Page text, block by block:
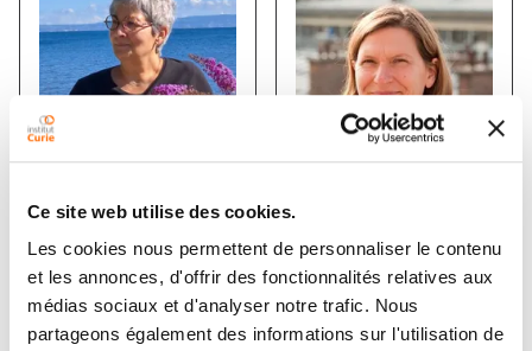
Ce site web utilise des cookies.
Les cookies nous permettent de personnaliser le contenu
et les annonces, d'offrir des fonctionnalités relatives aux
médias sociaux et d'analyser notre trafic. Nous
partageons également des informations sur l'utilisation de
PATRICIA
DUCHAMBON
Ingénieur d'études
Inserm
DAMARYS
LOEW